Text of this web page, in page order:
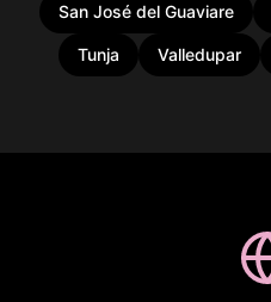
San José del Guaviare
Tunja Valledupar